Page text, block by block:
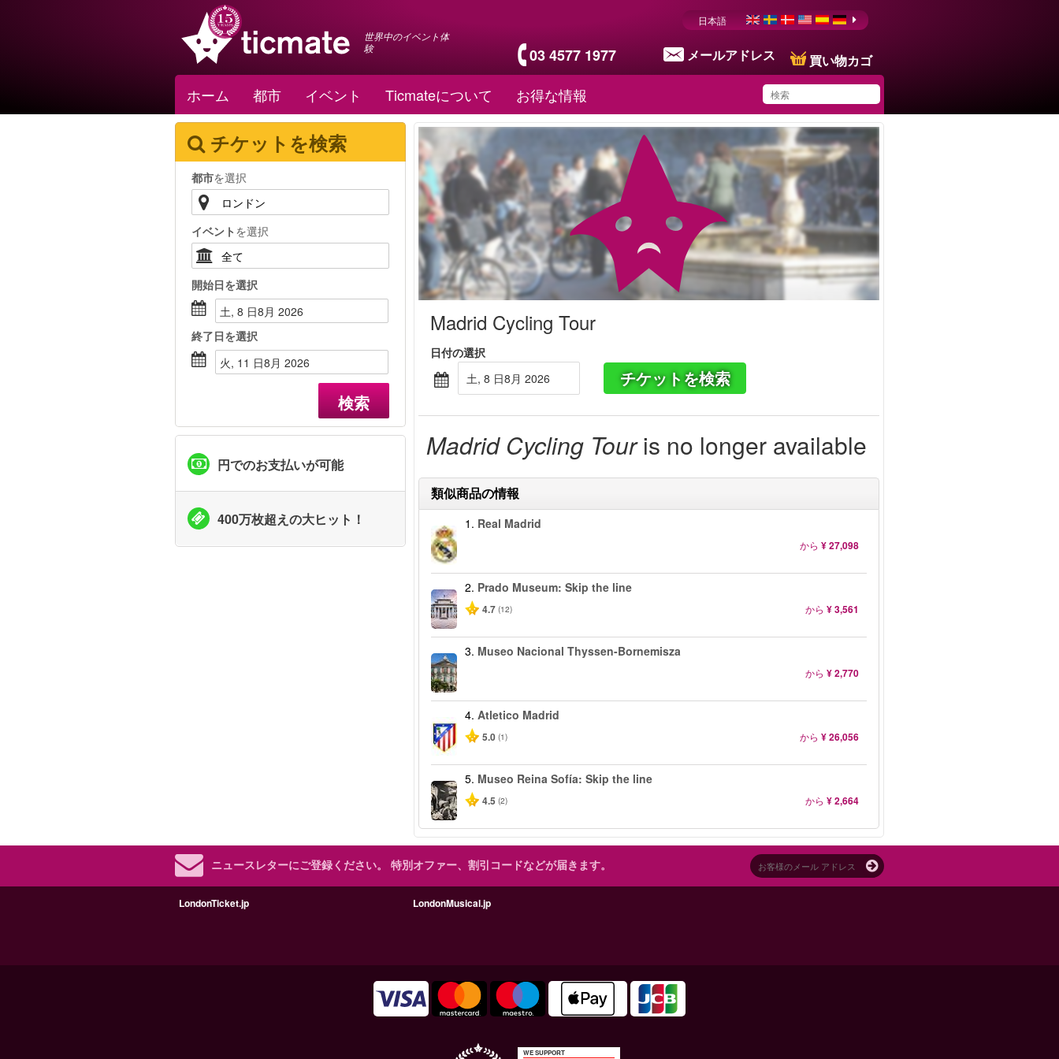
世界中のイベント体
験
03 4577 1977 メールアドレス 買い物カゴ
日本語
ホーム 都市 イベント Ticmateについて お得な情報
You have saved this
product in your list
チケットを検索
都市を選択
イベント を選択
開始日を選択
土, 8 日8月 2026
終了日を選択
火, 11 日8月 2026
検索
円でのお支払いが可能
400万枚超えの大ヒット！
Madrid Cycling Tour
日付の選択
土, 8 日8月 2026
チケットを検索
Madrid Cycling Touris no longer available
類似商品の情報
1. Real Madrid
から ¥ 27,098
2. Prado Museum: Skip the line
4.7 (12) から ¥ 3,561
3. Museo Nacional Thyssen-Bornemisza
から ¥ 2,770
4.Atletico Madrid
5.0 (1) から ¥ 26,056
5. Museo Reina Sofía: Skip the line
4.5 (2) から ¥ 2,664
ニュースレターにご登録ください。 特別オファー、割引コードなどが届きます。
LondonTicket.jp LondonMusical.jp
WE SUPPORT